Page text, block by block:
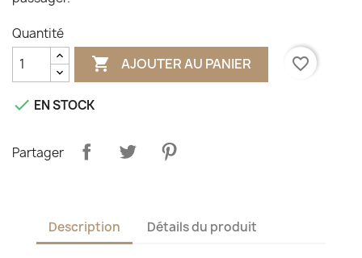
Quantité
 AJOUTER AU PANIER favorite_border
 EN STOCK
Partager
Description Détails du produit